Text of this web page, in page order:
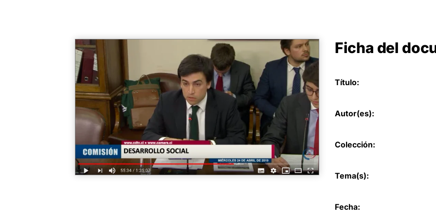
Ficha del
Título:
Autor(es):
Colección:
Tema(s):
Fecha: